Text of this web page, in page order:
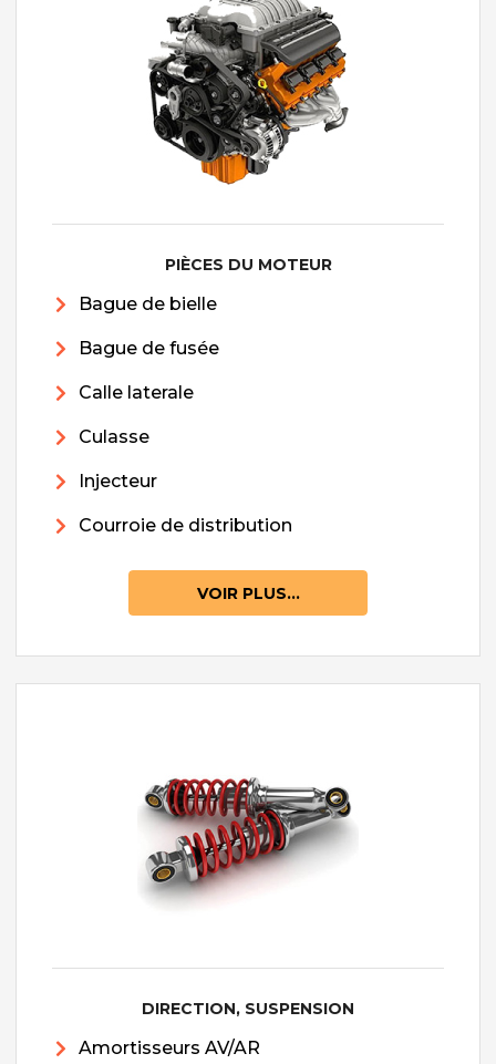
PIÈCES DU MOTEUR
Bague de bielle
Bague de fusée
Calle laterale
Culasse
Injecteur
Courroie de distribution
VOIR PLUS...
DIRECTION, SUSPENSION
Amortisseurs AV/AR